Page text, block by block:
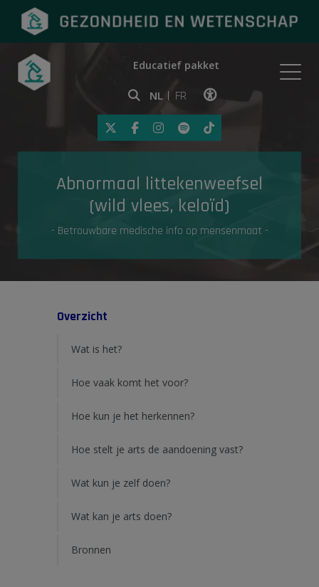
Onderwerpen
Gezondheid in de media
Educatief pakket
NL FR
Klik op deze link om
Abnormaal littekenweefsel
(wild vlees, keloïd)
- Betrouwbare medische info op mensenmaat -
Overzicht
Wat is het?
Hoe vaak komt het voor?
Hoe kun je het herkennen?
Hoe stelt je arts de aandoening vast?
Wat kun je zelf doen?
Wat kan je arts doen?
Bronnen